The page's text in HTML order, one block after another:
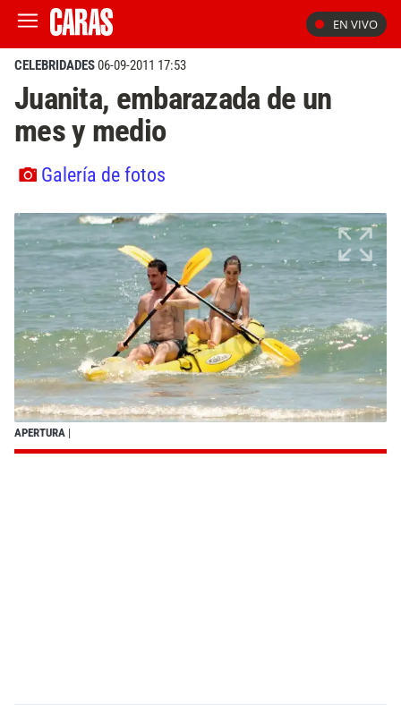
EN VIVO
CELEBRIDADES06-09-2011 17:53
Juanita, embarazada de un
mes y medio
Galería de fotos
APERTURA |